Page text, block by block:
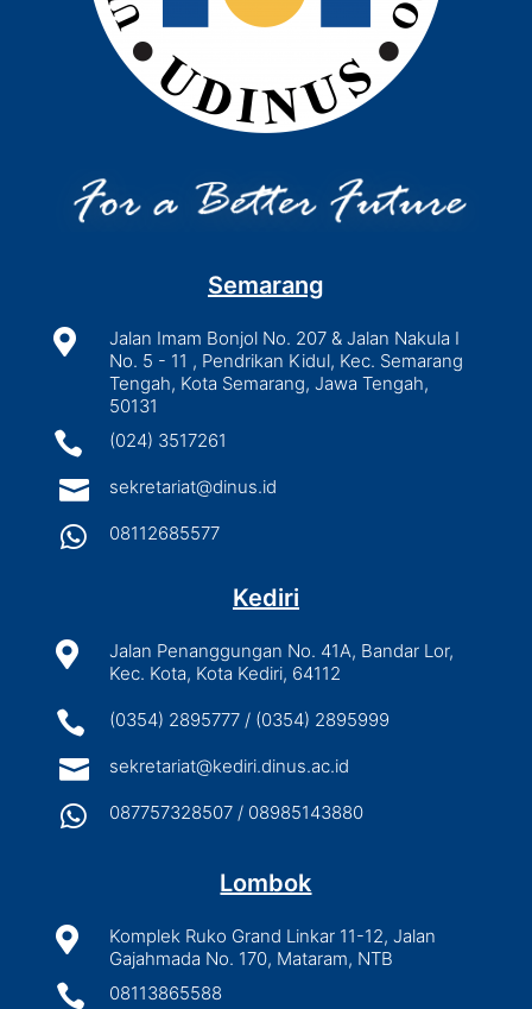
Semarang

Jalan Imam Bonjol No. 207 & Jalan Nakula I
No. 5 - 11 , Pendrikan Kidul, Kec. Semarang
Tengah, Kota Semarang, Jawa Tengah,
50131
 (024) 3517261
 sekretariat@dinus.id
 08112685577
Kediri

Jalan Penanggungan No. 41A, Bandar Lor,
Kec. Kota, Kota Kediri, 64112
 (0354) 2895777 / (0354) 2895999
 sekretariat@kediri.dinus.ac.id
 087757328507 / 08985143880
Lombok

Komplek Ruko Grand Linkar 11-12, Jalan
Gajahmada No. 170, Mataram, NTB
 08113865588